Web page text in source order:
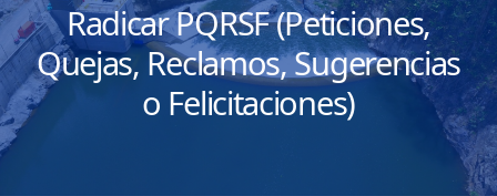
Radicar PQRSF (Peticiones,
Quejas, Reclamos, Sugerencias
o Felicitaciones)